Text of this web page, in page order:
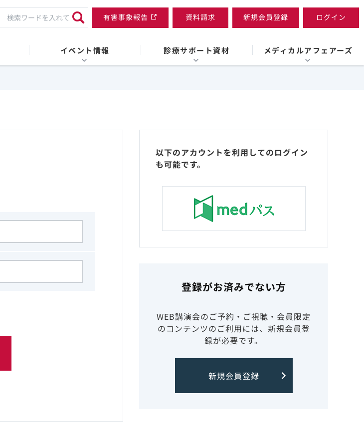
有害事象報告 資料請求 新規会員登録 ログイン
イベント情報 診療サポート資材 メディカルアフェアーズ
以下のアカウントを利用してのログイン
も可能です。
登録がお済みでない方
WEB講演会のご予約・ご視聴・会員限定
のコンテンツのご利用には、新規会員登
録が必要です。
新規会員登録